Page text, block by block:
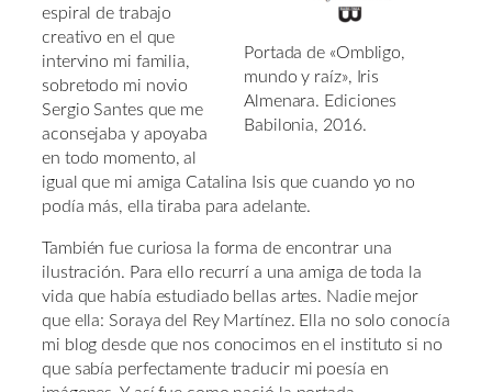
Portada de «Ombligo,
mundo y raíz», Iris
Almenara. Ediciones
Babilonia, 2016.
espiral de trabajo
creativo en el que
intervino mi familia,
sobretodo mi novio
Sergio Santes que me
aconsejaba y apoyaba
en todo momento, al
igual que mi amiga Catalina Isis que cuando yo no
podía más, ella tiraba para adelante.
También fue curiosa la forma de encontrar una
ilustración. Para ello recurrí a una amiga de toda la
vida que había estudiado bellas artes. Nadie mejor
que ella: Soraya del Rey Martínez. Ella no solo conocía
mi blog desde que nos conocimos en el instituto si no
que sabía perfectamente traducir mi poesía en